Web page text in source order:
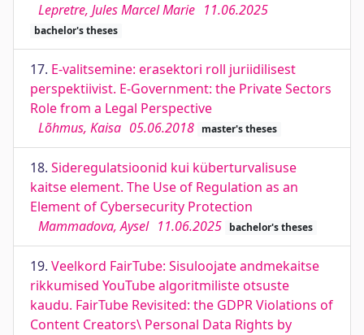
Lepretre, Jules Marcel Marie 11.06.2025
bachelor's theses
17. E-valitsemine: erasektori roll juriidilisest
perspektiivist. E-Government: the Private Sectors
Role from a Legal Perspective
Lõhmus, Kaisa 05.06.2018 master's theses
18. Sideregulatsioonid kui küberturvalisuse
kaitse element. The Use of Regulation as an
Element of Cybersecurity Protection
Mammadova, Aysel 11.06.2025 bachelor's theses
19. Veelkord FairTube: Sisuloojate andmekaitse
rikkumised YouTube algoritmiliste otsuste
kaudu. FairTube Revisited: the GDPR Violations of
Content Creators\ Personal Data Rights by